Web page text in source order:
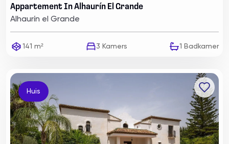
Appartement In Alhaurín El Grande
Alhaurín el Grande
141 m² 3 Kamers 1 Badkamer
Huis